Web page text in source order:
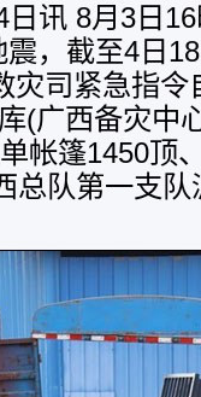
讯 8月3日
，截至4日
灾司紧急指令
(广西备灾中
帐篷1450顶
总队第一支